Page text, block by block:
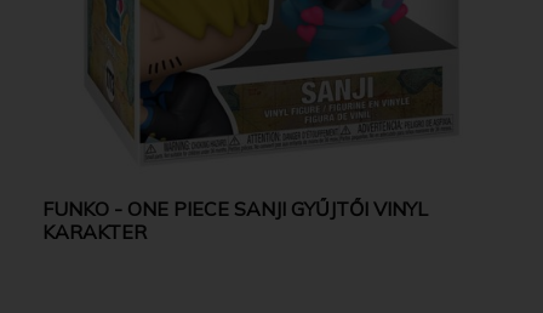
FUNKO - ONE PIECE SANJI GYŰJTŐI VINYL
KARAKTER